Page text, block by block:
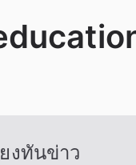
งทันข่าว